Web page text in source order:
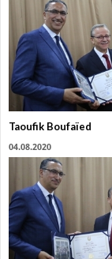
Taoufik Boufaïed
04.08.2020